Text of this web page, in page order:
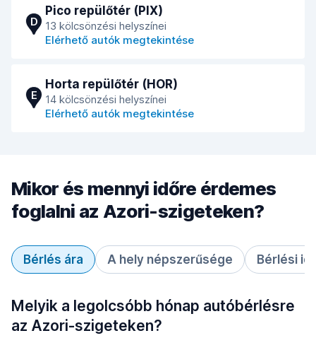
D
Pico repülőtér (PIX)
13 kölcsönzési helyszínei
Elérhető autók megtekintése
E
Horta repülőtér (HOR)
14 kölcsönzési helyszínei
Elérhető autók megtekintése
Mikor és mennyi időre érdemes
foglalni az Azori-szigeteken?
Bérlés ára A hely népszerűsége Bérlési
Melyik a legolcsóbb hónap autóbérlésre
az Azori-szigeteken?